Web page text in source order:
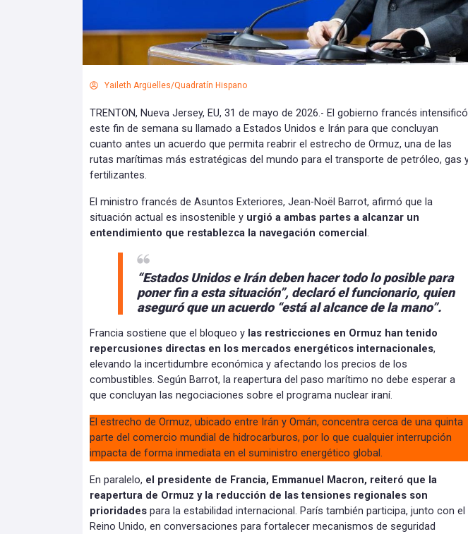
Yaileth Argüelles/Quadratín Hispano
TRENTON, Nueva Jersey, EU, 31 de mayo de 2026.- El gobierno francés intensificó
este fin de semana su llamado a Estados Unidos e Irán para que concluyan
cuanto antes un acuerdo que permita reabrir el estrecho de Ormuz, una de las
rutas marítimas más estratégicas del mundo para el transporte de petróleo, gas
fertilizantes.
El ministro francés de Asuntos Exteriores, Jean-Noël Barrot, afirmó que la
situación actual es insostenible y urgió a ambas partes a alcanzar un
entendimiento que restablezca la navegación comercial .
“Estados Unidos e Irán deben hacer todo lo posible para
poner fin a esta situación”, declaró el funcionario, quien
aseguró que un acuerdo “está al alcance de la mano”.
Francia sostiene que el bloqueo y las restricciones en Ormuz han tenido
repercusiones directas en los mercados energéticos internacionales,
elevando la incertidumbre económica y afectando los precios de los
combustibles. Según Barrot, la reapertura del paso marítimo no debe esperar a
que concluyan las negociaciones sobre el programa nuclear iraní.
El estrecho de Ormuz, ubicado entre Irán y Omán, concentra cerca de una quinta
parte del comercio mundial de hidrocarburos, por lo que cualquier interrupción
impacta de forma inmediata en el suministro energético global.
En paralelo, el presidente de Francia, Emmanuel Macron, reiteró que la
reapertura de Ormuz y la reducción de las tensiones regionales son
prioridades para la estabilidad internacional. París también participa, junto con el
Reino Unido, en conversaciones para fortalecer mecanismos de seguridad